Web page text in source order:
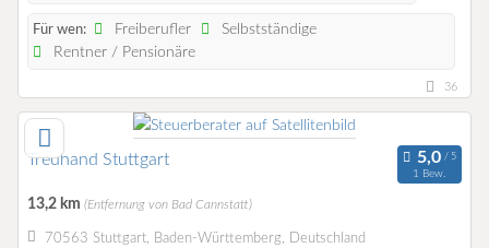
Für wen: Freiberufler
Selbstständige
Rentner / Pensionäre
36
Treuhand Stuttgart
1 Bew.
13,2 km (Entfernung von Bad Cannstatt)
70563 Stuttgart, Baden-Württemberg, Deutschland